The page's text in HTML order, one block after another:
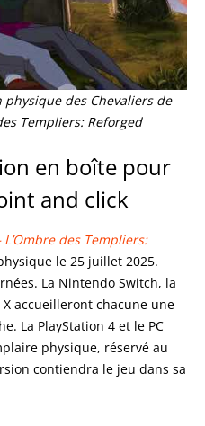
physique des Chevaliers de
Templiers: Reforged
en boîte pour
and click
des Templiers:
le 25 juillet 2025.
La Nintendo Switch, la
X accueilleront chacune une
La PlayStation 4 et le PC
physique, réservé au
contiendra le jeu dans sa